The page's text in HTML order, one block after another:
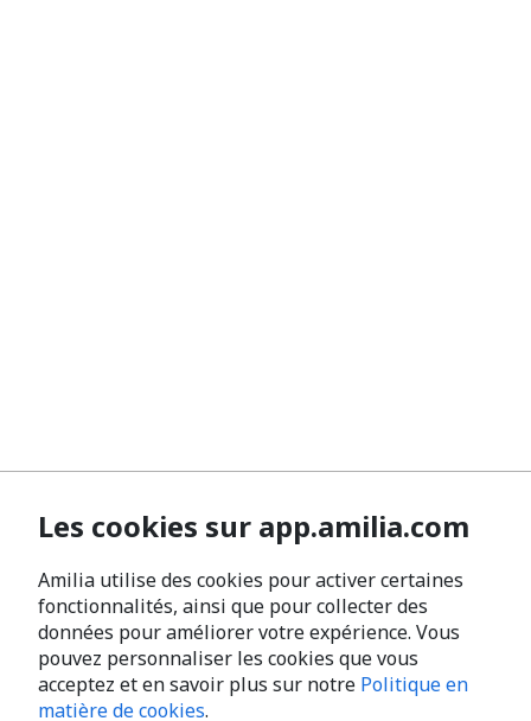
Les cookies sur app.amilia.com
Amilia utilise des cookies pour activer certaines
fonctionnalités, ainsi que pour collecter des
données pour améliorer votre expérience. Vous
pouvez personnaliser les cookies que vous
acceptez et en savoir plus sur notre Politique en
matière de cookies.